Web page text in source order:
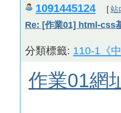
1091445124 [站
Re: [作業01] html-css
分類標籤: 110-1《
作業01網